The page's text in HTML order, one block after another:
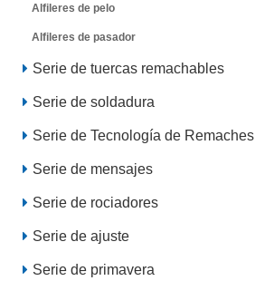
Alfileres de pelo
Alfileres de pasador
Serie de tuercas remachables
Serie de soldadura
Serie de Tecnología de Remaches
Serie de mensajes
Serie de rociadores
Serie de ajuste
Serie de primavera